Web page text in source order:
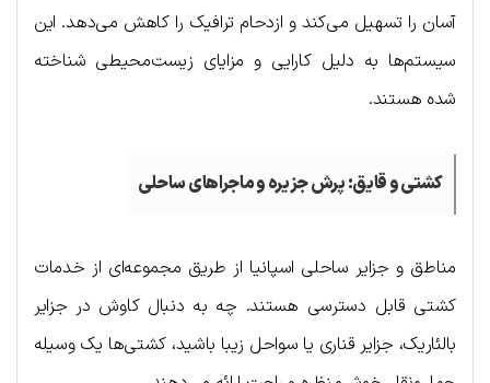
آسان را تسهیل می‌کند و ازدحام ترافیک را کاهش می‌دهد. این
سیستم‌ها به دلیل کارایی و مزایای زیست‌محیطی شناخته
شده هستند.
کشتی و قایق: پرش جزیره و ماجراهای ساحلی
مناطق و جزایر ساحلی اسپانیا از طریق مجموعه‌ای از خدمات
کشتی قابل دسترسی هستند. چه به دنبال کاوش در جزایر
بالئاریک، جزایر قناری یا سواحل زیبا باشید، کشتی‌ها یک وسیله